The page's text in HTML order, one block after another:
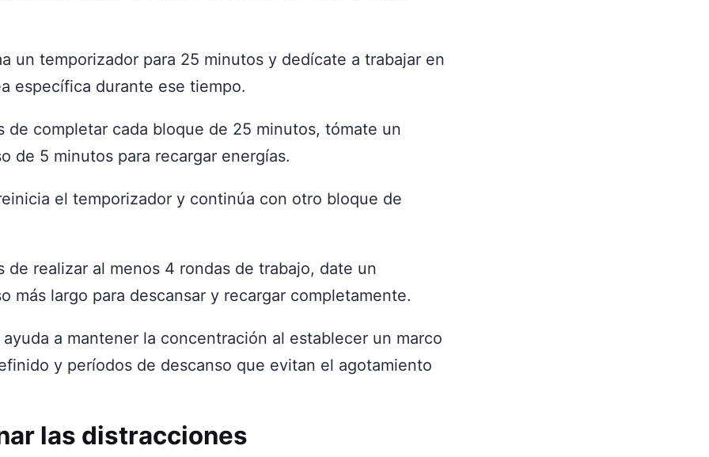
un temporizador para 25 minutos y dedícate a trabajar en
específica durante ese tiempo.
de completar cada bloque de 25 minutos, tómate un
de 5 minutos para recargar energías.
el temporizador y continúa con otro bloque de
de realizar al menos 4 rondas de trabajo, date un
más largo para descansar y recargar completamente.
a mantener la concentración al establecer un marco
y períodos de descanso que evitan el agotamiento
las distracciones